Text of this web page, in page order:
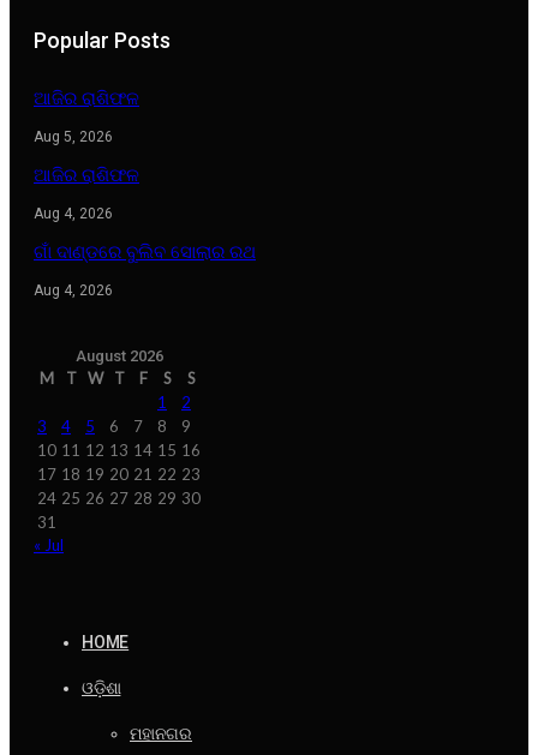
Popular Posts
ଆଜିର ରାଶିଫଳ
Aug 5, 2026
ଆଜିର ରାଶିଫଳ
Aug 4, 2026
ଗାଁ ଦାଣ୍ଡରେ ବୁଲିବ ସୋଲାର ରଥ
Aug 4, 2026
August 2026
M T W T F S
S
1
2
3
4 5 6 7 8
9
10 11 12 13 14 15 16
17 18 19 20 21 22 23
24 25 26 27 28 29 30
31
« Jul
HOME
ଓଡ଼ିଶା
ମହାନଗର